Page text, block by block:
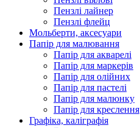
Пензлі лайнер
Пензлі флейц
Мольберти, аксесуари
Папір для малювання
Папір для акварелі
Папір для маркерів
Папір для олійних
Папір для пастелі
Папір для малюнку
Папір для креслення
Графіка, каліграфія